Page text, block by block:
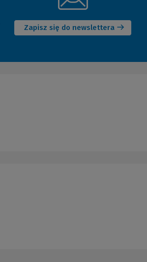
Zapisz się do newslettera
okno)